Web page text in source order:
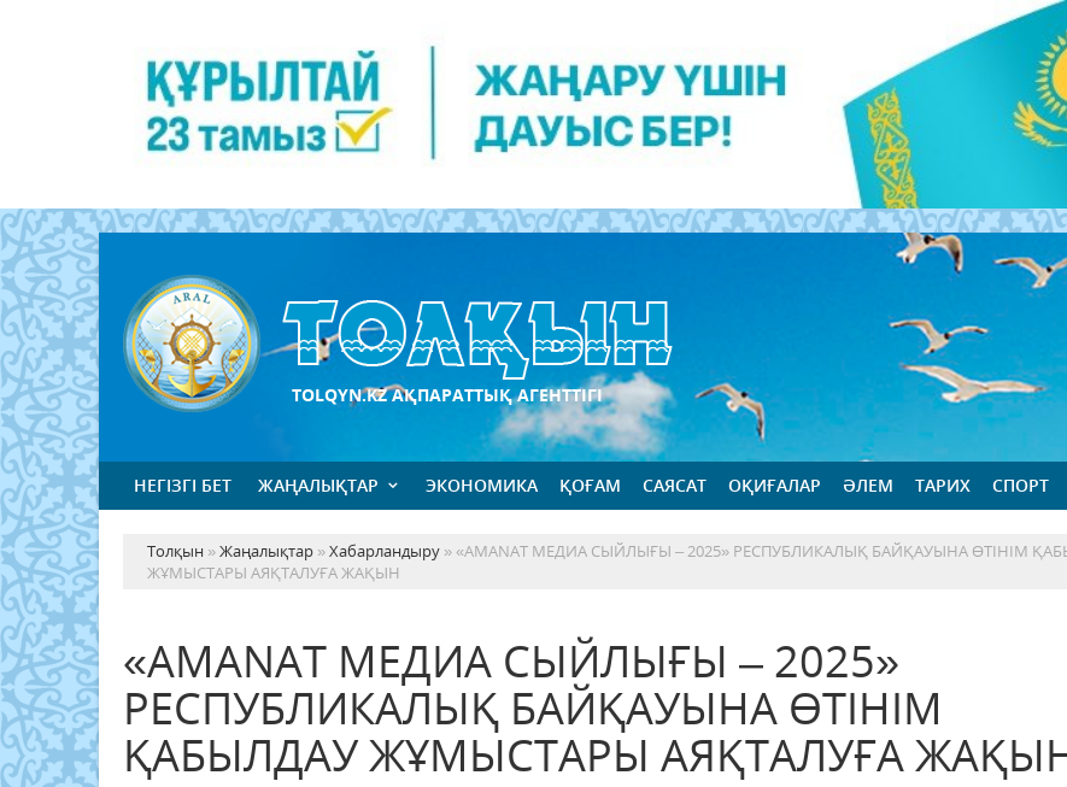
TOLQYN.KZ АҚПАРАТТЫҚ АГЕНТТІГІ
НЕГІЗГІ БЕТ ЖАҢАЛЫҚТАР ЭКОНОМИКА ҚОҒАМ САЯСАТ ОҚИҒАЛАР ӘЛЕМ ТАРИХ СПОРТ
Толқын »Жаңалықтар »Хабарландыру » «AMANAT МЕДИА СЫЙЛЫҒЫ – 2025» РЕСПУБЛИКАЛЫҚ БАЙҚАУЫНА ӨТІНІМ
ЖҰМЫСТАРЫ АЯҚТАЛУҒА ЖАҚЫН
«AMANAT МЕДИА СЫЙЛЫҒЫ – 2025»
РЕСПУБЛИКАЛЫҚ БАЙҚАУЫНА ӨТІНІМ
ҚАБЫЛДАУ ЖҰМЫСТАРЫ АЯҚТАЛУҒА